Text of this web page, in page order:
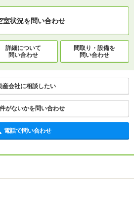
室状況を問い合わせ
詳細について
問い合わせ
間取り・設備を
問い合わせ
産会社に相談したい
がないかを問い合わせ
電話で問い合わせ